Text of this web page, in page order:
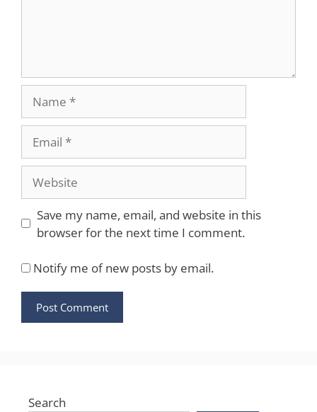
Website
Save my name, email, and website in this
browser for the next time I comment.
Notify me of new posts by email.
Search